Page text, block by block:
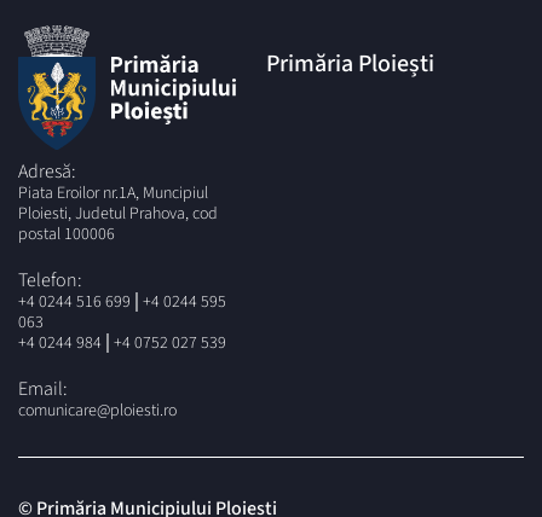
Adresă:
Piata Eroilor nr.1A, Muncipiul
Ploiesti, Judetul Prahova, cod
postal 100006
Telefon:
+4 0244 516 699 | +4 0244 595
063
+4 0244 984 | +4 0752 027 539
Email:
comunicare@ploiesti.ro
Primăria Ploiești
© Primăria Municipiului Ploiesti